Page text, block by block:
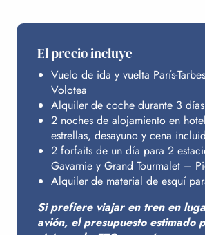
SUS ESTACIONES
ALOJAMIENTO
PRESUPUESTO
ACCESO DESDE PARÍS
El precio incluye
Vuelo de ida y vuelta París-
Volotea
Alquiler de coche durante 3 días
2 noches de alojamiento en
estrellas, desayuno y cena
2 forfaits de un día para 2
Gavarnie y Grand Tourmalet –
Alquiler de material de esquí
Si prefiere viajar en tren en
avión, el presupuesto estimado